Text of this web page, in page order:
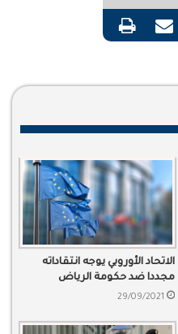
مشاركة عبر البريد طباعة
الاتحاد الأوروبي يوجه انتقاداته
مجددا ضد حكومة الرياض
29/09/2021